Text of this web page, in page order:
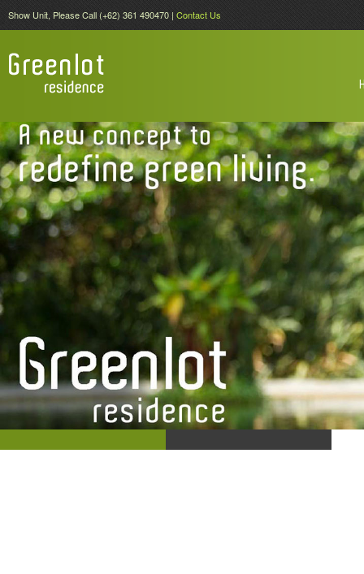
Show Unit, Please Call (+62) 361 490470 | Contact Us